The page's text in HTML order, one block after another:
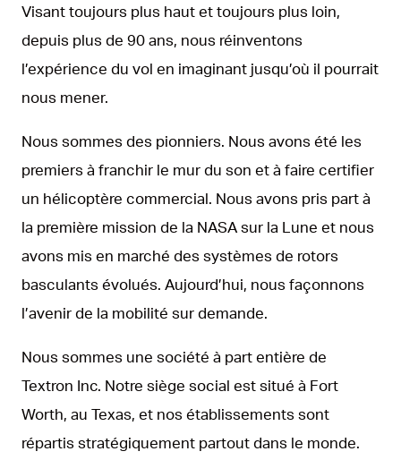
Visant toujours plus haut et toujours plus loin,
depuis plus de 90 ans, nous réinventons
l’expérience du vol en imaginant jusqu’où il pourrait
nous mener.
Nous sommes des pionniers. Nous avons été les
premiers à franchir le mur du son et à faire certifier
un hélicoptère commercial. Nous avons pris part à
la première mission de la NASA sur la Lune et nous
avons mis en marché des systèmes de rotors
basculants évolués. Aujourd’hui, nous façonnons
l’avenir de la mobilité sur demande.
Nous sommes une société à part entière de
Textron Inc. Notre siège social est situé à Fort
Worth, au Texas, et nos établissements sont
répartis stratégiquement partout dans le monde.